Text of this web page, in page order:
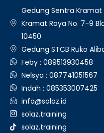
Gedung Sentra Kramat
Kramat Raya No. 7-9
10450
Gedung STCB Ruko
Feby : 089513930458
Nelsya : 087741051567
Indah : 085353007425
info@solaz.id
solaz.training
solaz.training